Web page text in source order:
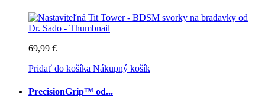
69,99 €
Pridať do košíka Nákupný košík
PrecisionGrip™ od...